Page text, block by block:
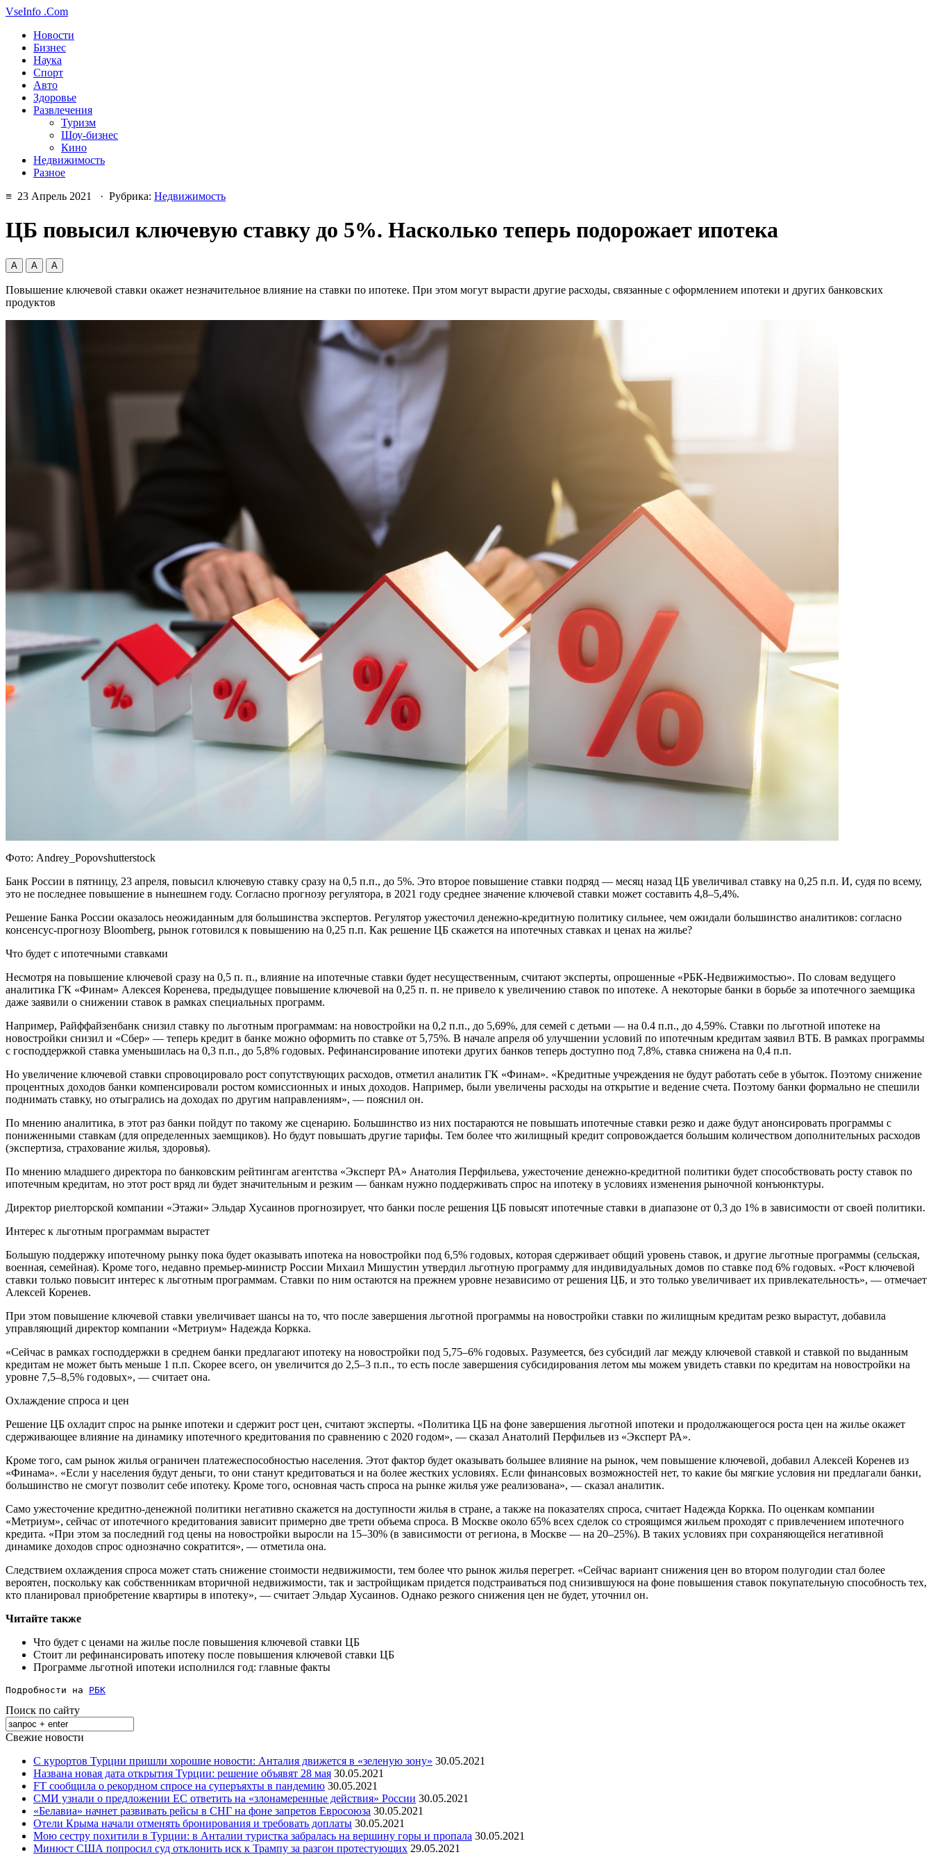
VseInfo .Com
Новости
Бизнес
Наука
Спорт
Авто
Здоровье
Развлечения
Туризм
Шоу-бизнес
Кино
Недвижимость
Разное
≡ 23 Апрель 2021 · Рубрика: Недвижимость
ЦБ повысил ключевую ставку до 5%. Насколько теперь подорожает ипотека
А А А
Повышение ключевой ставки окажет незначительное влияние на ставки по ипотеке. При этом могут вырасти другие расходы, связанные с оформлением ипотеки и других банковских
продуктов
Фото: Andrey_Popovshutterstock
Банк России в пятницу, 23 апреля, повысил ключевую ставку сразу на 0,5 п.п., до 5%. Это второе повышение ставки подряд — месяц назад ЦБ увеличивал ставку на 0,25 п.п. И, судя по всему,
это не последнее повышение в нынешнем году. Согласно прогнозу регулятора, в 2021 году среднее значение ключевой ставки может составить 4,8–5,4%.
Решение Банка России оказалось неожиданным для большинства экспертов. Регулятор ужесточил денежно-кредитную политику сильнее, чем ожидали большинство аналитиков: согласно
консенсус-прогнозу Bloomberg, рынок готовился к повышению на 0,25 п.п. Как решение ЦБ скажется на ипотечных ставках и ценах на жилье?
Что будет с ипотечными ставками
Несмотря на повышение ключевой сразу на 0,5 п. п., влияние на ипотечные ставки будет несущественным, считают эксперты, опрошенные «РБК-Недвижимостью». По словам ведущего
аналитика ГК «Финам» Алексея Коренева, предыдущее повышение ключевой на 0,25 п. п. не привело к увеличению ставок по ипотеке. А некоторые банки в борьбе за ипотечного заемщика
даже заявили о снижении ставок в рамках специальных программ.
Например, Райффайзенбанк снизил ставку по льготным программам: на новостройки на 0,2 п.п., до 5,69%, для семей с детьми — на 0.4 п.п., до 4,59%. Ставки по льготной ипотеке на
новостройки снизил и «Сбер» — теперь кредит в банке можно оформить по ставке от 5,75%. В начале апреля об улучшении условий по ипотечным кредитам заявил ВТБ. В рамках программы
с господдержкой ставка уменьшилась на 0,3 п.п., до 5,8% годовых. Рефинансирование ипотеки других банков теперь доступно под 7,8%, ставка снижена на 0,4 п.п.
Но увеличение ключевой ставки спровоцировало рост сопутствующих расходов, отметил аналитик ГК «Финам». «Кредитные учреждения не будут работать себе в убыток. Поэтому снижение
процентных доходов банки компенсировали ростом комиссионных и иных доходов. Например, были увеличены расходы на открытие и ведение счета. Поэтому банки формально не спешили
поднимать ставку, но отыгрались на доходах по другим направлениям», — пояснил он.
По мнению аналитика, в этот раз банки пойдут по такому же сценарию. Большинство из них постараются не повышать ипотечные ставки резко и даже будут анонсировать программы с
пониженными ставкам (для определенных заемщиков). Но будут повышать другие тарифы. Тем более что жилищный кредит сопровождается большим количеством дополнительных расходов
(экспертиза, страхование жилья, здоровья).
По мнению младшего директора по банковским рейтингам агентства «Эксперт РА» Анатолия Перфильева, ужесточение денежно-кредитной политики будет способствовать росту ставок по
ипотечным кредитам, но этот рост вряд ли будет значительным и резким — банкам нужно поддерживать спрос на ипотеку в условиях изменения рыночной конъюнктуры.
Директор риелторской компании «Этажи» Эльдар Хусаинов прогнозирует, что банки после решения ЦБ повысят ипотечные ставки в диапазоне от 0,3 до 1% в зависимости от своей политики.
Интерес к льготным программам вырастет
Большую поддержку ипотечному рынку пока будет оказывать ипотека на новостройки под 6,5% годовых, которая сдерживает общий уровень ставок, и другие льготные программы (сельская,
военная, семейная). Кроме того, недавно премьер-министр России Михаил Мишустин утвердил льготную программу для индивидуальных домов по ставке под 6% годовых. «Рост ключевой
ставки только повысит интерес к льготным программам. Ставки по ним остаются на прежнем уровне независимо от решения ЦБ, и это только увеличивает их привлекательность», — отмечает
Алексей Коренев.
При этом повышение ключевой ставки увеличивает шансы на то, что после завершения льготной программы на новостройки ставки по жилищным кредитам резко вырастут, добавила
управляющий директор компании «Метриум» Надежда Коркка.
«Сейчас в рамках господдержки в среднем банки предлагают ипотеку на новостройки под 5,75–6% годовых. Разумеется, без субсидий лаг между ключевой ставкой и ставкой по выданным
кредитам не может быть меньше 1 п.п. Скорее всего, он увеличится до 2,5–3 п.п., то есть после завершения субсидирования летом мы можем увидеть ставки по кредитам на новостройки на
уровне 7,5–8,5% годовых», — считает она.
Охлаждение спроса и цен
Решение ЦБ охладит спрос на рынке ипотеки и сдержит рост цен, считают эксперты. «Политика ЦБ на фоне завершения льготной ипотеки и продолжающегося роста цен на жилье окажет
сдерживающее влияние на динамику ипотечного кредитования по сравнению с 2020 годом», — сказал Анатолий Перфильев из «Эксперт РА».
Кроме того, сам рынок жилья ограничен платежеспособностью населения. Этот фактор будет оказывать большее влияние на рынок, чем повышение ключевой, добавил Алексей Коренев из
«Финама». «Если у населения будут деньги, то они станут кредитоваться и на более жестких условиях. Если финансовых возможностей нет, то какие бы мягкие условия ни предлагали банки,
большинство не смогут позволит себе ипотеку. Кроме того, основная часть спроса на рынке жилья уже реализована», — сказал аналитик.
Само ужесточение кредитно-денежной политики негативно скажется на доступности жилья в стране, а также на показателях спроса, считает Надежда Коркка. По оценкам компании
«Метриум», сейчас от ипотечного кредитования зависит примерно две трети объема спроса. В Москве около 65% всех сделок со строящимся жильем проходят с привлечением ипотечного
кредита. «При этом за последний год цены на новостройки выросли на 15–30% (в зависимости от региона, в Москве — на 20–25%). В таких условиях при сохраняющейся негативной
динамике доходов спрос однозначно сократится», — отметила она.
Следствием охлаждения спроса может стать снижение стоимости недвижимости, тем более что рынок жилья перегрет. «Сейчас вариант снижения цен во втором полугодии стал более
вероятен, поскольку как собственникам вторичной недвижимости, так и застройщикам придется подстраиваться под снизившуюся на фоне повышения ставок покупательную способность тех,
кто планировал приобретение квартиры в ипотеку», — считает Эльдар Хусаинов. Однако резкого снижения цен не будет, уточнил он.
Читайте также
Что будет с ценами на жилье после повышения ключевой ставки ЦБ
Стоит ли рефинансировать ипотеку после повышения ключевой ставки ЦБ
Программе льготной ипотеки исполнился год: главные факты
Подробности на РБК
Поиск по сайту
Свежие новости
С курортов Турции пришли хорошие новости: Анталия движется в «зеленую зону» 30.05.2021
Названа новая дата открытия Турции: решение объявят 28 мая 30.05.2021
FT сообщила о рекордном спросе на суперъяхты в пандемию 30.05.2021
СМИ узнали о предложении ЕС ответить на «злонамеренные действия» России 30.05.2021
«Белавиа» начнет развивать рейсы в СНГ на фоне запретов Евросоюза 30.05.2021
Отели Крыма начали отменять бронирования и требовать доплаты 30.05.2021
Мою сестру похитили в Турции: в Анталии туристка забралась на вершину горы и пропала 30.05.2021
Минюст США попросил суд отклонить иск к Трампу за разгон протестующих 29.05.2021